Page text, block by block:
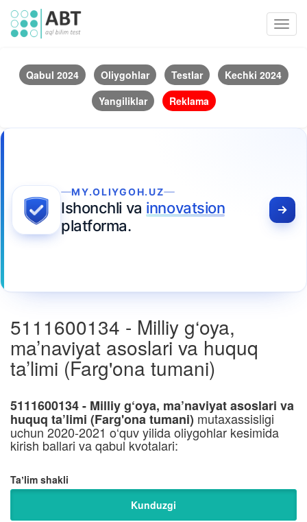
Qabul 2024 Oliygohlar Testlar
Kechki 2024
Yangiliklar
Reklama
MY.OLIYGOH.UZ
Ishonchli va innovatsion
platforma.
5111600134 - Milliy g‘oya,
ma’naviyat asoslari va huquq
ta’limi (Farg'ona tumani)
5111600134 - Milliy g‘oya, ma’naviyat asoslari va
huquq ta’limi (Farg'ona tumani) mutaxassisligi
uchun 2020-2021 o‘quv yilida oliygohlar kesimida
kirish ballari va qabul kvotalari:
Taʼlim shakli
Kunduzgi